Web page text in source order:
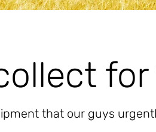
that our guys